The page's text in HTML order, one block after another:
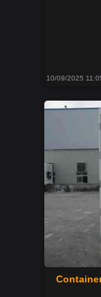
10/09/2025